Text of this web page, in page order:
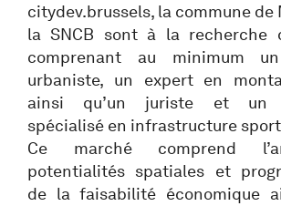
citydev.brussels, la commune de
la SNCB sont à la recherche
comprenant au minimum
urbaniste, un expert en
ainsi qu’un juriste et un
spécialisé en infrastructure
Ce marché comprend
potentialités spatiales et
de la faisabilité économique